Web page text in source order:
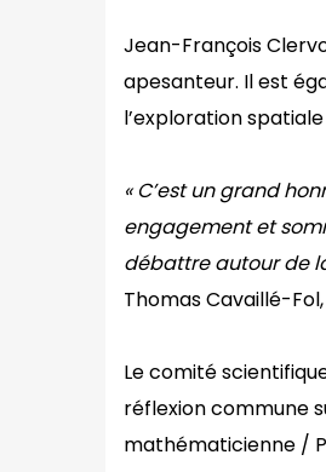
Jean-François
apesanteur. Il est
l’exploration
« C’est un grand
engagement et
débattreautour de
Thomas Cavaillé-
Le comité
réflexion commune
mathématicienne /